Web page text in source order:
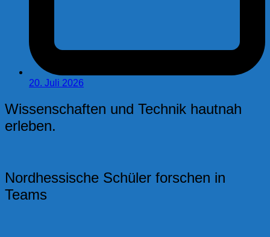
20. Juli 2026
Wissenschaften und Technik hautnah
erleben.
Nordhessische Schüler forschen in
Teams